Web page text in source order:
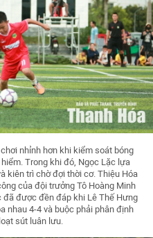
nhỉnh hơn khi kiểm soát bóng
Trong khi đó, Ngọc Lặc lựa
kiên trì chờ đợi thời cơ. Thiệu Hóa
của đội trưởng Tô Hoàng Minh
đã được đền đáp khi Lê Thế Hưng
nhau 4-4 và buộc phải phân định
sút luân lưu.